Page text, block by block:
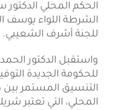
الحكم المحلي
الشرطة اللواء يوسف
للجنة أشرف الشعيبي.
واستقبل الدكتور
للحكومة الجديدة
التنسيق المستمر بين
المحلي، التي تعتبر